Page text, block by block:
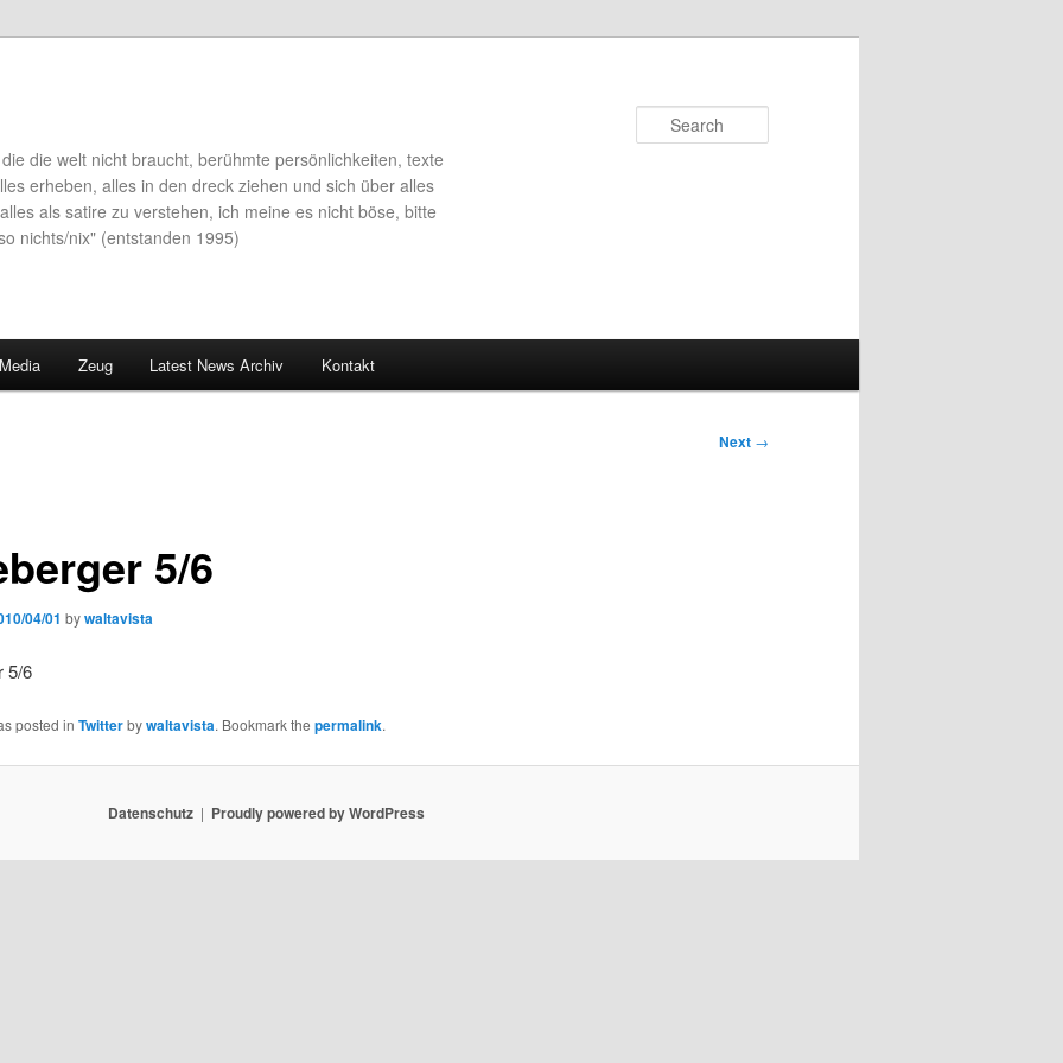
die welt nicht braucht, berühmte persönlichkeiten, texte
erheben, alles in den dreck ziehen und sich über alles
als satire zu verstehen, ich meine es nicht böse, bitte
nichts/nix" (entstanden 1995)
Zeug Latest News Archiv Kontakt
Next →
5/6
04/01 bywaltavista
5/6
posted in Twitterbywaltavista. Bookmark the permalink.
Datenschutz Proudly powered by WordPress